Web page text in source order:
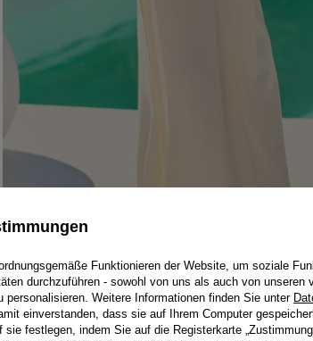
Funktionieren der Website, um soziale
durchzuführen - sowohl von uns als auch von unseren
personalisieren. Weitere Informationen finden Sie unter
einverstanden, dass sie auf Ihrem Computer
sie festlegen, indem Sie auf die Registerkarte